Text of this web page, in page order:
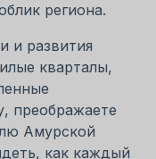
региона.
и развития
кварталы,
преображаете
Амурской
как каждый